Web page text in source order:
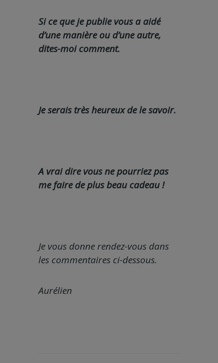
Si ce que je publie vous a aidé
d’une manière ou d’une autre,
dites-moi comment.
Je serais très heureux de le savoir.
A vrai dire vous ne pourriez pas
me faire de plus beau cadeau !
Je vous donne rendez-vous dans
les commentaires ci-dessous.
Aurélien